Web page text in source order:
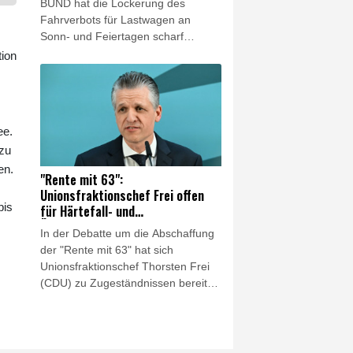
BUND hat die Lockerung des
Fahrverbots für Lastwagen an
Sonn- und Feiertagen scharf
wegen des Niedrigwassers in
Flüssen "den Schiffstransport jetzt
durch hunderte oder tausende Lkw-
Fahrten zu ersetzen", sagte der
Verbandsvorsitzende Olaf Bandt der
"Rheinischen Post"
(Samstagsausgabe). Dies werde
"Menschen und Klima" belasten.
"Rente mit 63":
Unionsfraktionschef Frei offen
für Härtefall- und
Übergangslösungen
In der Debatte um die Abschaffung
der "Rente mit 63" hat sich
Unionsfraktionschef Thorsten Frei
(CDU) zu Zugeständnissen bereit